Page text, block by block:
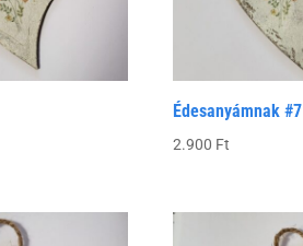
Édesanyámnak #7
2.900 Ft